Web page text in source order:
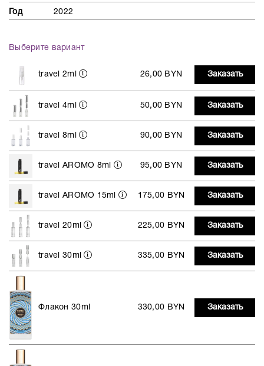
Год 2022
Выберите вариант
travel 2ml 26,00 BYN Заказать
travel 4ml 50,00 BYN Заказать
travel 8ml 90,00 BYN Заказать
travel AROMO 8ml 95,00 BYN Заказать
travel AROMO 15ml 175,00 BYN Заказать
travel 20ml 225,00 BYN Заказать
travel 30ml 335,00 BYN Заказать
Флакон 30ml 330,00 BYN Заказать